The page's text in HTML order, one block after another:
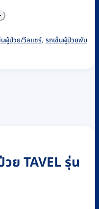
นผู้ป่วย/วีลแชร์, รถเข็นผู้ป่วยพับ
ย TAVEL รุ่น